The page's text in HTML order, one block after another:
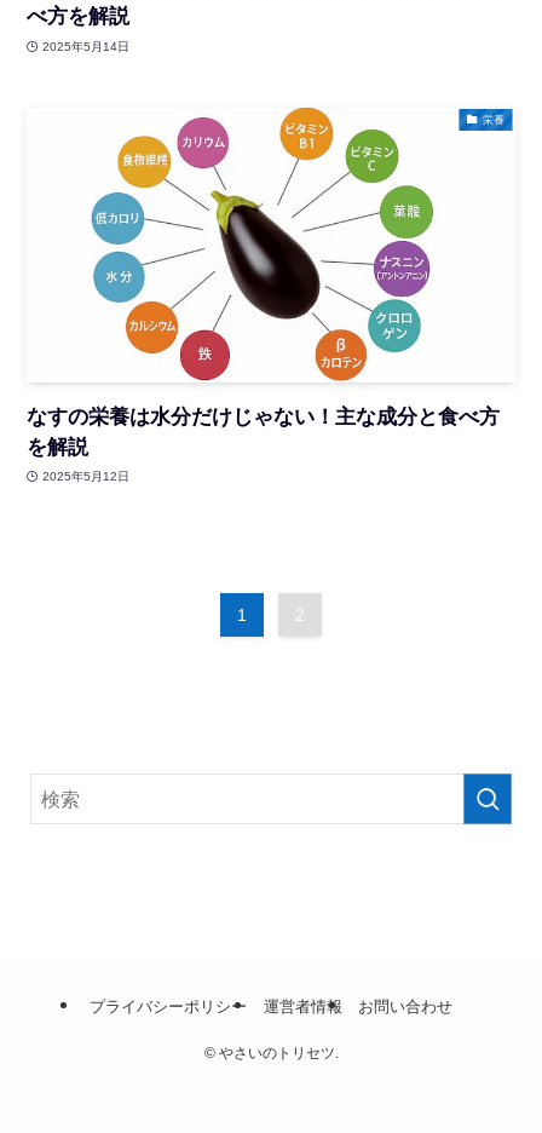
べ方を解説
2025年5月14日
栄養
なすの栄養は水分だけじゃない！主な成分と食べ方
を解説
2025年5月12日
1 2
プライバシーポリシー 運営者情報 お問い合わせ
©やさいのトリセツ.